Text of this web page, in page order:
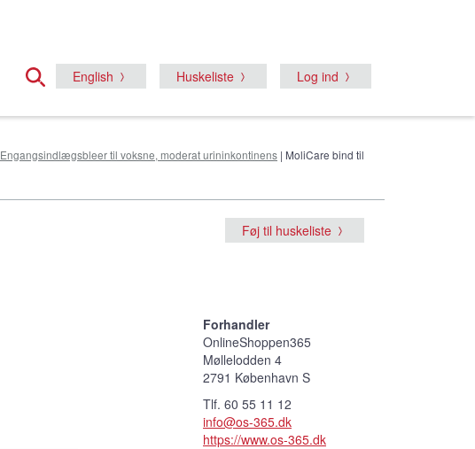
English
Huskeliste Log ind
Engangsindlægsbleer til voksne, moderat urininkontinens | MoliCare bind til
Føj til huskeliste
Forhandler
OnlineShoppen365
Møllelodden 4
2791 København S
Tlf. 60 55 11 12
info@os-365.dk
https://www.os-365.dk